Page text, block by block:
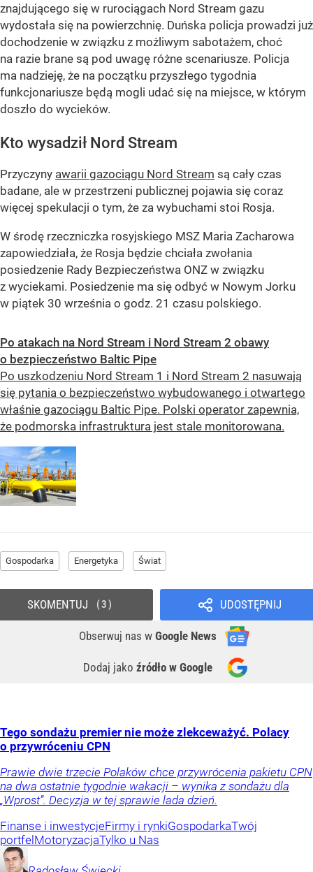
znajdującego się w rurociągach Nord Stream gazu
wydostała się na powierzchnię. Duńska policja prowadzi już
dochodzenie w związku z możliwym sabotażem, choć
na razie brane są pod uwagę różne scenariusze. Policja
ma nadzieję, że na początku przyszłego tygodnia
funkcjonariusze będą mogli udać się na miejsce, w którym
doszło do wycieków.
Kto wysadził Nord Stream
Przyczyny awarii gazociągu Nord Stream są cały czas
badane, ale w przestrzeni publicznej pojawia się coraz
więcej spekulacji o tym, że za wybuchami stoi Rosja.
W środę rzeczniczka rosyjskiego MSZ Maria Zacharowa
zapowiedziała, że Rosja będzie chciała zwołania
posiedzenie Rady Bezpieczeństwa ONZ w związku
z wyciekami. Posiedzenie ma się odbyć w Nowym Jorku
w piątek 30 września o godz. 21 czasu polskiego.
Po atakach na Nord Stream i Nord Stream 2 obawy
o bezpieczeństwo Baltic Pipe
Po uszkodzeniu Nord Stream 1 i Nord Stream 2 nasuwają
się pytania o bezpieczeństwo wybudowanego i otwartego
właśnie gazociągu Baltic Pipe. Polski operator zapewnia,
że podmorska infrastruktura jest stale monitorowana.
Gospodarka Energetyka Świat
UDOSTĘPNIJ
Obserwuj nas w Google News
Dodaj jako źródło w Google
SKOMENTUJ 3
Tego sondażu premier nie może zlekceważyć. Polacy
o przywróceniu CPN
Prawie dwie trzecie Polaków chce przywrócenia pakietu CPN
na dwa ostatnie tygodnie wakacji – wynika z sondażu dla
„Wprost”. Decyzja w tej sprawie lada dzień.
Finanse i inwestycjeFirmy i rynkiGospodarkaTwój
portfelMotoryzacjaTylko u Nas